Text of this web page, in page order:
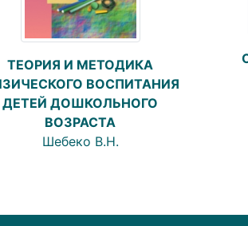
ТЕОРИЯ И МЕТОДИКА
ВОСПИТАНИЯ
ДЕТЕЙ ДОШКОЛЬНОГО
ВОЗРАСТА
Шебеко В.Н.